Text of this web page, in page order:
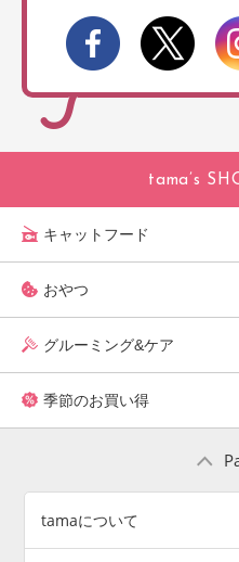
tama’s
キャットフード
おやつ
グルーミング&ケア
季節のお買い得
tamaについて